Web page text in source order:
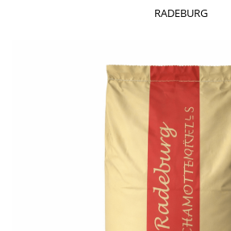
Componente sobe
RADEBURG